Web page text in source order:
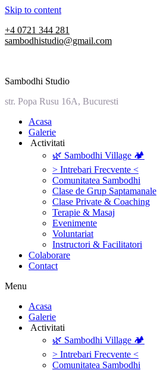
Skip to content
+4 0721 344 281
sambodhistudio@gmail.com
Sambodhi Studio
str. Popa Rusu 16A, Bucuresti
‎Acasa
Galerie
‎ ‎Activitati‎
🌿 Sambodhi Village 🏕️
> Intrebari Frecvente <
Comunitatea Sambodhi
Clase de Grup Saptamanale
Clase Private & Coaching
Terapie & Masaj
‎Evenimente
Voluntariat
‏‏‎Instructori & Facilitatori
Colaborare
Contact
Menu
‎Acasa
Galerie
‎ ‎Activitati‎
🌿 Sambodhi Village 🏕️
> Intrebari Frecvente <
Comunitatea Sambodhi